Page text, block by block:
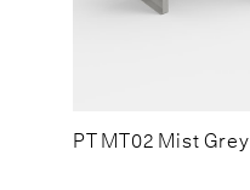
PT MT02 Mist Grey